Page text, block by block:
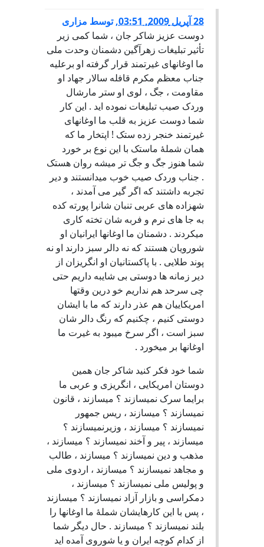
28 آپریل 2009, 03:51 ,توسط مزاری
دوست عزیز شاکر جان ، شما کمی زیر
تأثیر تبلیغات زهرآگین دشمنان وحدت ملی
ما اوغانهای غیرتمند قرار گرفته او برعلیه
جناب معظم مکرم قافله سالار جهاد او
مقاومت ، جگ ، لوی او ستر مارشال
وردک صیب تبلیغات نموده اید . این کار
شما دوست عزیز به قلب ما اوغانهای
غیرتمند خنجر زده ستک ! اپتخار ما که
همان شملۀ ماستک با این نوع بر خورد
شما هنوز جگ و جگ تر میشه روان هستک
. جناب وردک صیب خوب میدانستند و دیر
تجربه داشتند که اگر گیر می آمدند ،
شهزاده های عربی تنبان شانرا پورته کده
به جا های نرم و فربه شان تخته کاری
میکردند . دشمنان ما اوغانها ایرانیان او
شورویان هستند که نه دالر سبز دارند او نه
پوند طلایی . با پاکستانیان او انگریزان از
دیر زمانه ها دوستی بی شایبه داریم حتی
چی سرحد هم نداریم خو درین وقتها
امریکاییان هم عذر دارند که ما با ایشان
دوستی کنیم ، چکنیم که رنگ دالر شان
سبز است ، اگر سرخ میبود به غیرت ما
اوغانها بر میخورد .
شما خود فکر کنید شاکر جان همین
دوستان امریکایی ، انگریزی و عربی ما
برایما سرک نمیسازند ؟ میسازند ، قانون
نمیسازند ؟ میسازند ، ریس جمهور
نمیسازند ؟ میسازند ، وزیرنمیسازند ؟
میسازند ، پیر و آخند نمیسازند ؟ میسازند ،
مذهب و دین نمیسازند ؟ میسازند ، طالب
و مجاهد نمیسازند ؟ میسازند ، اردوی ملی
و پولیس ملی نمیسازند ؟ میسازند ،
دمکراسی و بازار آزاد نمیسازند ؟ میسازند
، پس با این کارهایشان شملۀ ما اوغانها را
بلند نمیسازند ؟ میسازند . حال دیگر شما
از کدام کوچه ایران و یا شوروی آمده اید